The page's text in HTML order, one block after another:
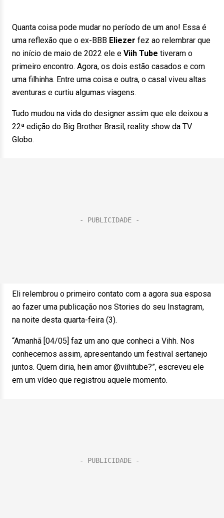
Quanta coisa pode mudar no período de um ano! Essa é
uma reflexão que o ex-BBB Eliezer fez ao relembrar que
no início de maio de 2022 ele e Viih Tube tiveram o
primeiro encontro. Agora, os dois estão casados e com
uma filhinha. Entre uma coisa e outra, o casal viveu altas
aventuras e curtiu algumas viagens.
Tudo mudou na vida do designer assim que ele deixou a
22ª edição do Big Brother Brasil, reality show da TV
Globo.
Eli relembrou o primeiro contato com a agora sua esposa
ao fazer uma publicação nos Stories do seu Instagram,
na noite desta quarta-feira (3).
“Amanhã [04/05] faz um ano que conheci a Vihh. Nos
conhecemos assim, apresentando um festival sertanejo
juntos. Quem diria, hein amor @viihtube?”, escreveu ele
em um vídeo que registrou aquele momento.